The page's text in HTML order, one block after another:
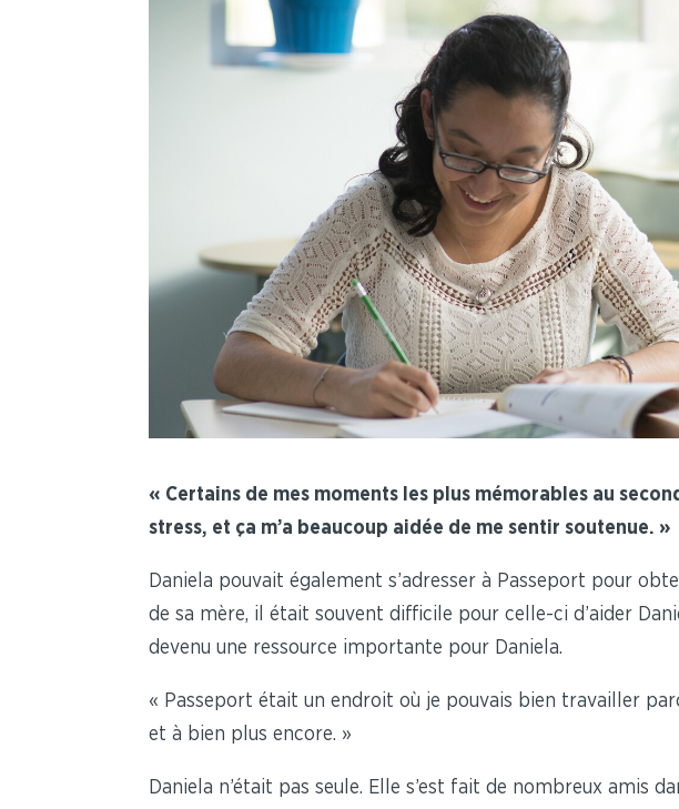
« Certains de mes moments les plus mémorables au
stress, et ça m’a beaucoup aidée de me sentir soutenue. »
Daniela pouvait également s’adresser à Passeport pour
de sa mère, il était souvent difficile pour celle-ci d’aider
devenu une ressource importante pour Daniela.
« Passeport était un endroit où je pouvais bien travailler
et à bien plus encore. »
Daniela n’était pas seule. Elle s’est fait de nombreux amis